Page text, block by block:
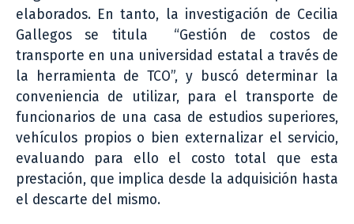
elaborados. En tanto, la investigación de Cecilia
Gallegos se titula “Gestión de costos de
transporte en una universidad estatal a través de
la herramienta de TCO”, y buscó determinar la
conveniencia de utilizar, para el transporte de
funcionarios de una casa de estudios superiores,
vehículos propios o bien externalizar el servicio,
evaluando para ello el costo total que esta
prestación, que implica desde la adquisición hasta
el descarte del mismo.